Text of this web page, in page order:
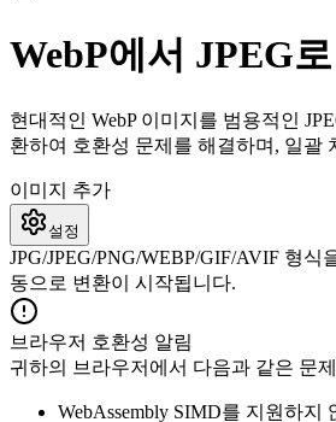
빠르게 도구 검색
WebP에서 JPEG
현대적인 WebP 이미지를 범용적인
환하여 호환성 문제를 해결하며, 일괄
이미지 추가
설정
JPG/JPEG/PNG/WEBP/GIF/AVIF 형식
동으로 변환이 시작됩니다.
브라우저 호환성 알림
귀하의 브라우저에서 다음과 같은 문
WebAssembly SIMD를 지원하지